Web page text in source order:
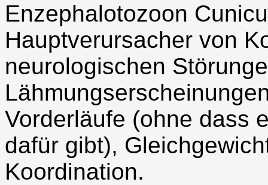
Enzephalotozoon
Hauptverursacher von
neurologischen
Vorderläufe (ohne dass
dafür gibt),
Koordination.